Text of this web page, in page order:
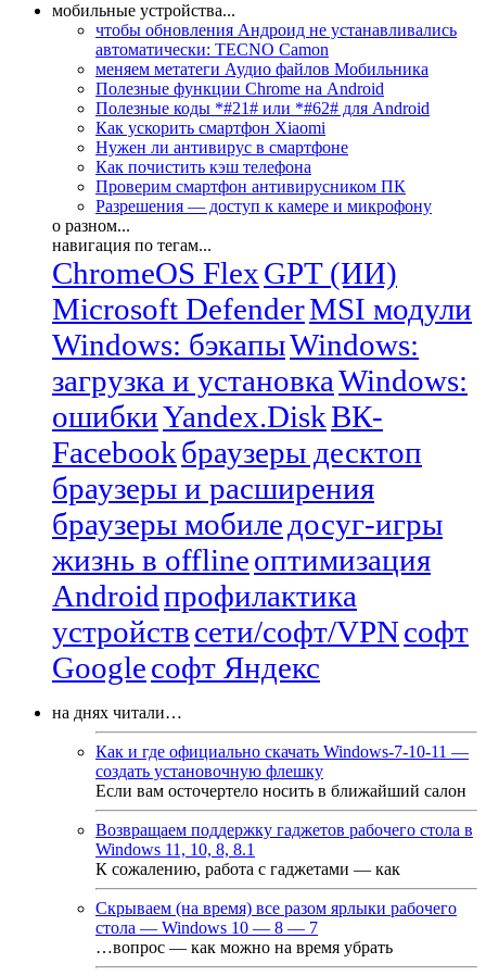
мобильные устройства...
чтобы обновления Андроид не устанавливались
автоматически: TECNO Camon
меняем метатеги Аудио файлов Мобильника
Полезные функции Chrome на Android
Полезные коды *#21# или *#62# для Android
Как ускорить смартфон Xiaomi
Нужен ли антивирус в смартфоне
Как почистить кэш телефона
Проверим смартфон антивирусником ПК
Разрешения — доступ к камере и микрофону
о разном...
навигация по тегам...
ChromeOS FlexGPT (ИИ)
Microsoft DefenderMSI модули
Windows: бэкапыWindows:
загрузка и установкаWindows:
ошибкиYandex.DiskВК-
Facebookбраузеры десктоп
браузеры и расширения
браузеры мобиле досуг-игры
жизнь в offlineоптимизация
Androidпрофилактика
устройствсети/софт/VPNсофт
Googleсофт Яндекс
на днях читали…
Как и где официально скачать Windows-7-10-11 —
создать установочную флешку
Если вам осточертело носить в ближайший салон
Возвращаем поддержку гаджетов рабочего стола в
Windows 11, 10, 8, 8.1
К сожалению, работа с гаджетами — как
Скрываем (на время) все разом ярлыки рабочего
стола — Windows 10 — 8 — 7
…вопрос — как можно на время убрать